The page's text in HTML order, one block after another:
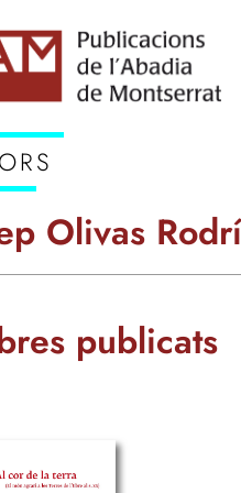
Olivas
publicats